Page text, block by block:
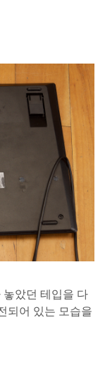
놓았던 테입을 다
되어 있는 모습을